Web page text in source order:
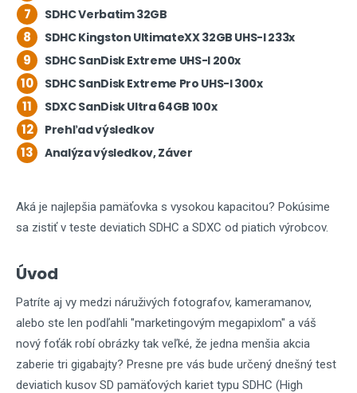
7 SDHC Verbatim 32GB
8 SDHC Kingston UltimateXX 32GB UHS-I 233x
9 SDHC SanDisk Extreme UHS-I 200x
10 SDHC SanDisk Extreme Pro UHS-I 300x
11 SDXC SanDisk Ultra 64GB 100x
12 Prehľad výsledkov
13 Analýza výsledkov, Záver
Aká je najlepšia pamäťovka s vysokou kapacitou? Pokúsime
sa zistiť v teste deviatich SDHC a SDXC od piatich výrobcov.
Úvod
Patríte aj vy medzi náruživých fotografov, kameramanov,
alebo ste len podľahli "marketingovým megapixlom" a váš
nový foťák robí obrázky tak veľké, že jedna menšia akcia
zaberie tri gigabajty? Presne pre vás bude určený dnešný test
deviatich kusov SD pamäťových kariet typu SDHC (High